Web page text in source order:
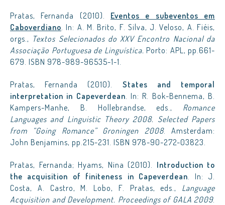
Pratas, Fernanda (2010). Eventos e subeventos em
Caboverdiano. In: A. M. Brito, F. Silva, J. Veloso, A. Fiéis,
orgs., Textos Selecionados do XXV Encontro Nacional da
Associação Portuguesa de Linguística. Porto: APL, pp.661-
679. ISBN 978-989-96535-1-1.
Pratas, Fernanda (2010). States and temporal
interpretation in Capeverdean. In: R. Bok-Bennema, B.
Kampers-Manhe, B. Hollebrandse, eds., Romance
Languages and Linguistic Theory 2008. Selected Papers
from “Going Romance” Groningen 2008. Amsterdam:
John Benjamins, pp.215-231. ISBN 978-90-272-03823.
Pratas, Fernanda; Hyams, Nina (2010). Introduction to
the acquisition of finiteness in Capeverdean. In: J.
Costa, A. Castro, M. Lobo, F. Pratas, eds., Language
Acquisition and Development. Proceedings of GALA 2009.